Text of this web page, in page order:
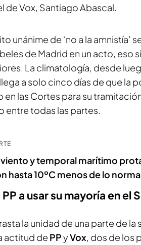
de Vox, Santiago Abascal.
unánime de ‘no a la amnistía’
de Madrid en un acto, eso
La climatología, desde
a solo cinco días de que la
en las Cortes para su
entre todas las partes.
y temporal marítimo
hasta 10ºC menos de lo
a usar su mayoría en el
la unidad de una parte de
actitud de PPyVox, dos de los